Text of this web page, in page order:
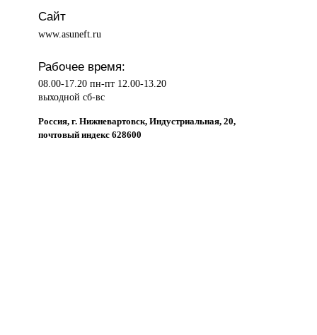
Сайт
www.asuneft.ru
Рабочее время:
08.00-17.20 пн-пт 12.00-13.20
выходной сб-вс
Россия, г. Нижневартовск, Индустриальная, 20,
почтовый индекс 628600